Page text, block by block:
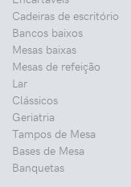
Cadeiras de escritório
Bancos baixos
Mesas baixas
Mesas de refeição
Lar
Clássicos
Geriatria
Tampos de Mesa
Bases de Mesa
Banquetas